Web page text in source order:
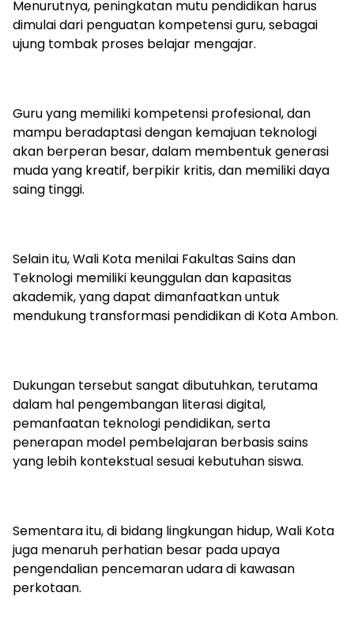
Menurutnya, peningkatan mutu pendidikan harus
dimulai dari penguatan kompetensi guru, sebagai
ujung tombak proses belajar mengajar.
Guru yang memiliki kompetensi profesional, dan
mampu beradaptasi dengan kemajuan teknologi
akan berperan besar, dalam membentuk generasi
muda yang kreatif, berpikir kritis, dan memiliki daya
saing tinggi.
Selain itu, Wali Kota menilai Fakultas Sains dan
Teknologi memiliki keunggulan dan kapasitas
akademik, yang dapat dimanfaatkan untuk
mendukung transformasi pendidikan di Kota Ambon.
Dukungan tersebut sangat dibutuhkan, terutama
dalam hal pengembangan literasi digital,
pemanfaatan teknologi pendidikan, serta
penerapan model pembelajaran berbasis sains
yang lebih kontekstual sesuai kebutuhan siswa.
Sementara itu, di bidang lingkungan hidup, Wali Kota
juga menaruh perhatian besar pada upaya
pengendalian pencemaran udara di kawasan
perkotaan.